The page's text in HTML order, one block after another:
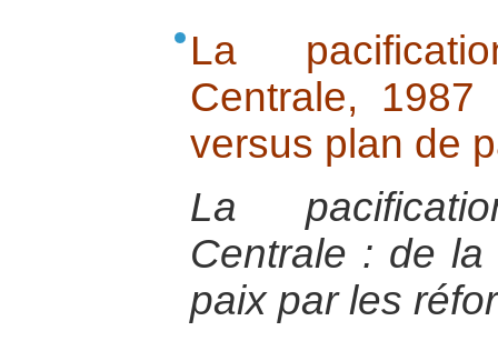
La
Centrale,
versus plan de
La
Centrale : de
paix par les